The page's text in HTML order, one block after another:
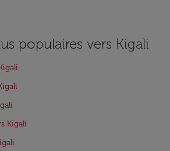
populaires vers Kigali
Kigali